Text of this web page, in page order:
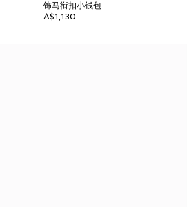
饰马衔扣小钱包
A$1,130